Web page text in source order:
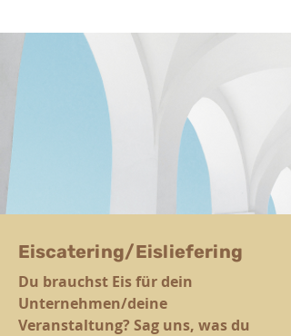
Eiscatering/Eisliefering
Du brauchst Eis für dein
Unternehmen/deine
Veranstaltung? Sag uns, was du